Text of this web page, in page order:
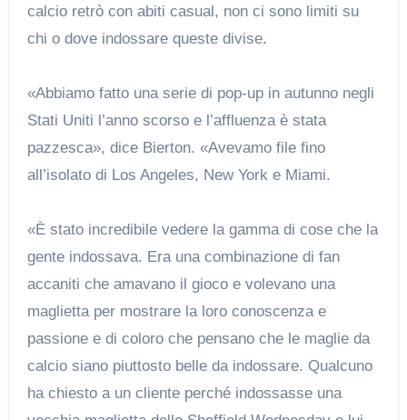
calcio retrò con abiti casual, non ci sono limiti su
chi o dove indossare queste divise.
«Abbiamo fatto una serie di pop-up in autunno negli
Stati Uniti l’anno scorso e l’affluenza è stata
pazzesca», dice Bierton. «Avevamo file fino
all’isolato di Los Angeles, New York e Miami.
«È stato incredibile vedere la gamma di cose che la
gente indossava. Era una combinazione di fan
accaniti che amavano il gioco e volevano una
maglietta per mostrare la loro conoscenza e
passione e di coloro che pensano che le maglie da
calcio siano piuttosto belle da indossare. Qualcuno
ha chiesto a un cliente perché indossasse una